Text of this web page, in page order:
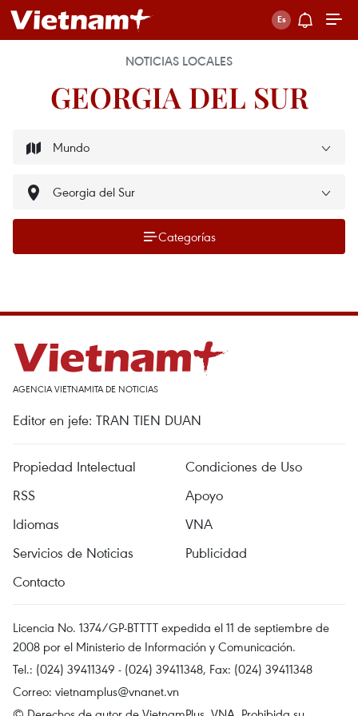
NOTICIAS LOCALES
GEORGIA DEL SUR
Categorías
AGENCIA VIETNAMITA DE NOTICIAS
Editor en jefe: TRAN TIEN DUAN
Propiedad Intelectual
Condiciones de Uso
RSS
Apoyo
Idiomas
VNA
Servicios de Noticias
Publicidad
Contacto
Licencia No. 1374/GP-BTTTT expedida el 11 de septiembre de
2008 por el Ministerio de Información y Comunicación.
Tel.: (024) 39411349 - (024) 39411348, Fax: (024) 39411348
Correo: vietnamplus@vnanet.vn